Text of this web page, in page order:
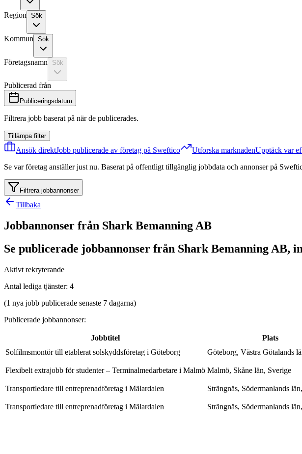
Region Sök
Kommun Sök
Företagsnamn Sök
Publicerad från
Publiceringsdatum
Filtrera jobb baserat på när de publicerades.
Tillämpa filter
Ansök direktJobb publicerade av företag på Sweftico Utforska marknadenUpptäck var
Se var företag anställer just nu. Baserat på offentligt tillgänglig jobbdata och annonser på
Filtrera jobbannonser
Tillbaka
Jobbannonser från Shark Bemanning AB
Se publicerade jobbannonser från Shark Bemanning
Aktivt rekryterande
Antal lediga tjänster: 4
(1 nya jobb publicerade senaste 7 dagarna)
Publicerade jobbannonser:
Jobbtitel Plats
Solfilmsmontör till etablerat solskyddsföretag i Göteborg
Göteborg, Västra Götalands
Flexibelt extrajobb för studenter – Terminalmedarbetare i Malmö Malmö, Skåne län, Sverige
Transportledare till entreprenadföretag i Mälardalen
Strängnäs, Södermanlands
Transportledare till entreprenadföretag i Mälardalen
Strängnäs, Södermanlands